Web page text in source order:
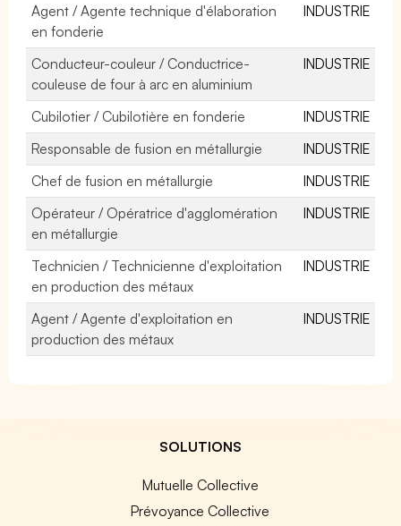
Agent / Agente technique d'élaboration
en fonderie
INDUSTRIE
Conducteur-couleur / Conductrice-
couleuse de four à arc en aluminium
INDUSTRIE
Cubilotier / Cubilotière en fonderie
INDUSTRIE
Responsable de fusion en métallurgie
INDUSTRIE
Chef de fusion en métallurgie
INDUSTRIE
Opérateur / Opératrice d'agglomération
en métallurgie
INDUSTRIE
Technicien / Technicienne d'exploitation
en production des métaux
INDUSTRIE
Agent / Agente d'exploitation en
production des métaux
INDUSTRIE
SOLUTIONS
Mutuelle Collective
Prévoyance Collective